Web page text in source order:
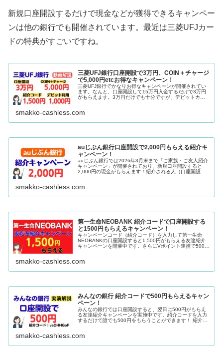
新規口座開設するだけで現金などが獲得できるキャンペー
ンは他の銀行でも開催されています。最近は三菱UFJカー
ドの特典がすごいですね。
三菱UFJ銀行口座開設で3万円、COIN＋チャージ
で5,000円etcお得なキャンペーン！
三菱UFJ銀行でかなりお得なキャンペーンが開催されてい
ます。なんと、口座開設して15万円入金するだけで3万円
がもらえます。3万円だけでも十分ですが、デビットカー
smakko-cashless.com
auじぶん銀行口座開設で2,000円もらえる紹介キ
ャンペーン！
auじぶん銀行では2026年3月末まで「ご家族・ご友人紹介
キャンペーン」が開催されており、新規口座開設すると
2,000円の現金がもらえます！紹介される人（口座開設す
smakko-cashless.com
第一生命NEOBANK 紹介コードで口座開設する
と1500円もらえるキャンペーン！
キャンペーンコード（紹介コード）を入力して第一生命
NEOBANKの口座開設すると1,500円がもらえる友達紹介
キャンペーンを開催中です。さらにVポイント連携で500ポ
smakko-cashless.com
みんなの銀行 紹介コードで500円もらえるキャン
ペーン！
みんなの銀行では口座開設すると、翌日に500円がもらえ
る友達紹介キャンペーンを実施中です。紹介コードを入力
するだけで誰でも500円をもらうことができます！ 紹介コ
smakko-cashless.com